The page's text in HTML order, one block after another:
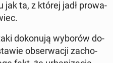
jak ta, z której jadł pro­wa­
do­ko­nu­ją wyborów do­
ob­ser­wa­cji za­cho­